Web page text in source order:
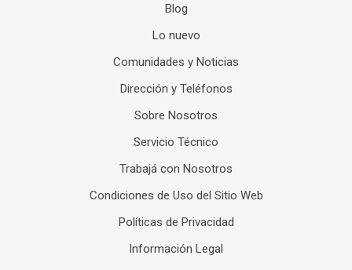
Blog
Lo nuevo
Comunidades y Noticias
Dirección y Teléfonos
Sobre Nosotros
Servicio Técnico
Trabajá con Nosotros
Condiciones de Uso del Sitio Web
Políticas de Privacidad
Información Legal